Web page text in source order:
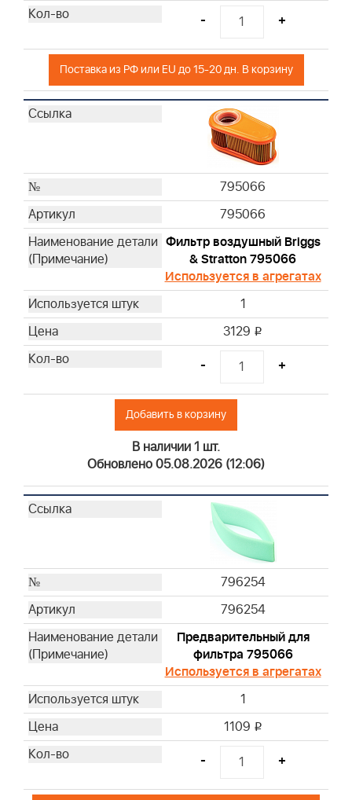
- +
Поставка из РФ или EU до 15-20 дн. В корзину
795066
795066
Фильтр воздушный Briggs
& Stratton 795066
Используется в агрегатах
1
3129 i
- +
Добавить в корзину
В наличии 1 шт.
Обновлено 05.08.2026 (12:06)
796254
796254
Предварительный для
фильтра 795066
Используется в агрегатах
1
1109 i
- +